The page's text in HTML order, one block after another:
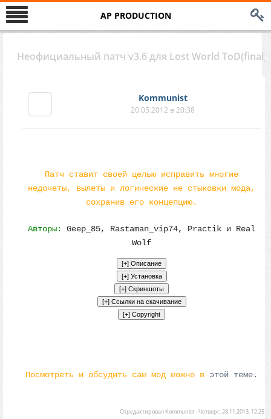
AP PRODUCTION
Неофициальный патч v3.6 для Lost World ToD(final)
Kommunist
20.05.2012 в 20:38
Патч ставит своей целью исправить многие
недочеты, вылеты и логические не стыковки мода,
сохранив его концепцию.
Авторы:
Geep_85, Rastaman_vip74, Practik и Real
Wolf
Посмотреть и обсудить сам мод можно в этой теме.
Отредактировал Kommunist-Четверг, 28.11.2013, 12:25